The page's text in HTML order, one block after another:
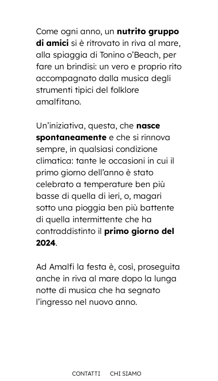
Come ogni anno, un nutrito gruppo
di amici si è ritrovato in riva al mare,
alla spiaggia di Tonino o’Beach, per
fare un brindisi: un vero e proprio rito
accompagnato dalla musica degli
strumenti tipici del folklore
amalfitano.
Un’iniziativa, questa, che nasce
spontaneamente e che si rinnova
sempre, in qualsiasi condizione
climatica: tante le occasioni in cui il
primo giorno dell’anno è stato
celebrato a temperature ben più
basse di quella di ieri, o, magari
sotto una pioggia ben più battente
di quella intermittente che ha
contraddistinto il primo giorno del
2024.
Ad Amalfi la festa è, così, proseguita
anche in riva al mare dopo la lunga
notte di musica che ha segnato
l’ingresso nel nuovo anno.
CONTATTI CHI SIAMO